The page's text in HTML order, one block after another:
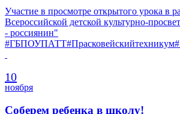
Участие в просмотре открытого урока в
Всероссийской детской культурно-
- россиянин"
10
ноября
Соберем ребенка в школу!